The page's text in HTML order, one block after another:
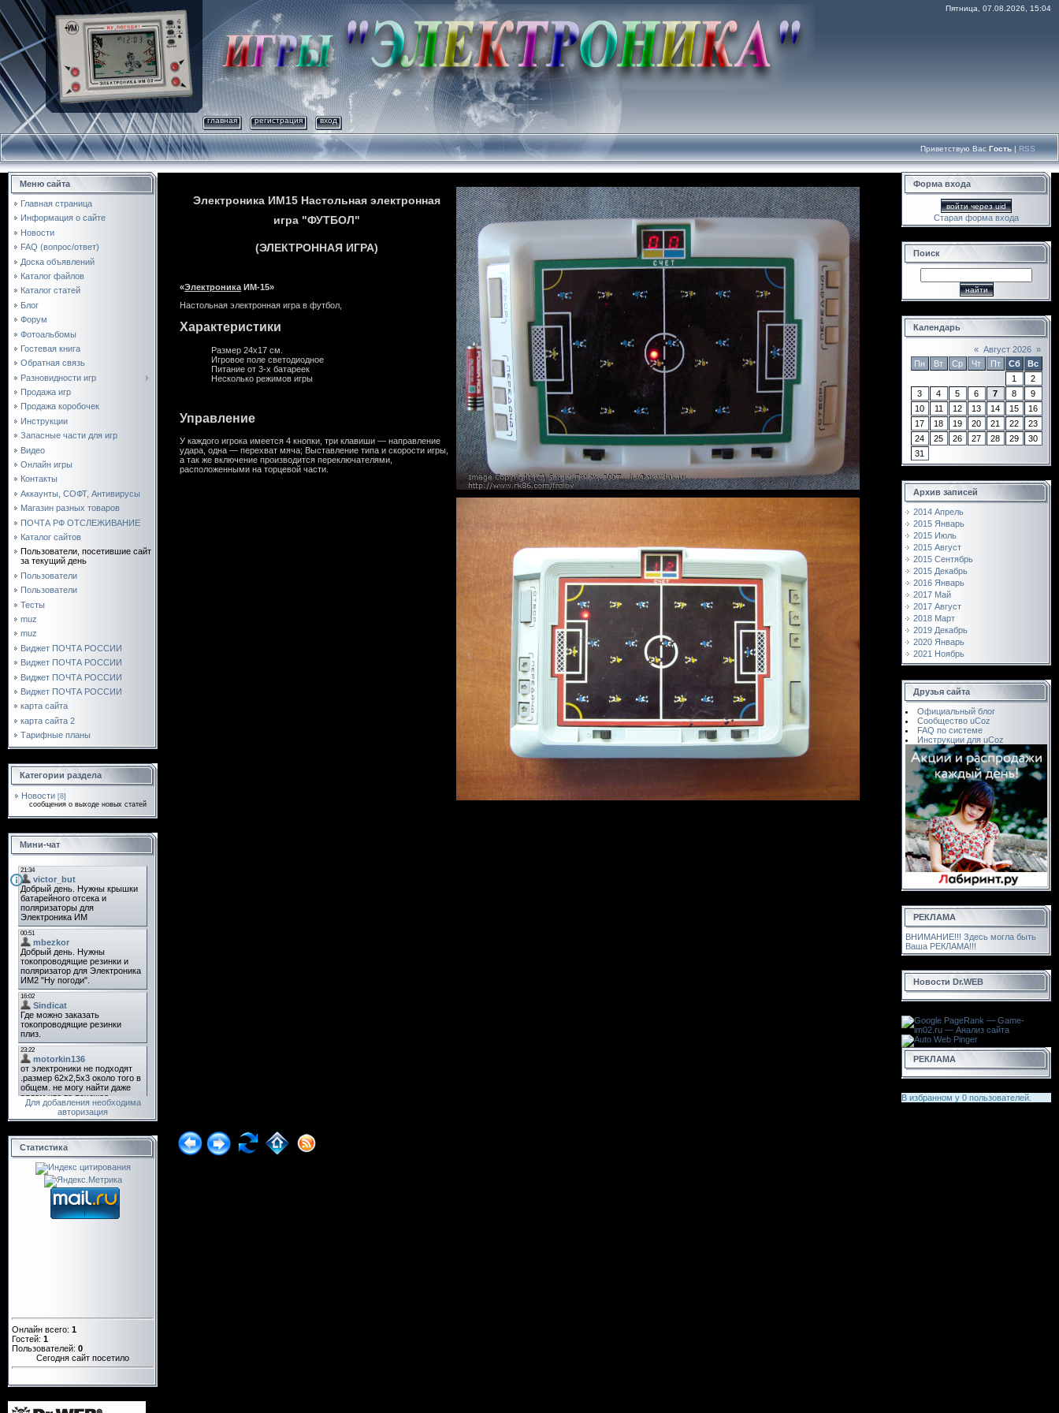
Пятница, 07.08.2026, 15:04
главная регистрация вход
Приветствую Вас Гость | RSS
Меню сайта
Главная страница
Информация о сайте
Новости
FAQ (вопрос/ответ)
Доска объявлений
Каталог файлов
Каталог статей
Блог
Форум
Фотоальбомы
Гостевая книга
Обратная связь
Разновидности игр
Продажа игр
Продажа коробочек
Инструкции
Запасные части для игр
Видео
Онлайн игры
Контакты
Аккаунты, СОФТ, Антивирусы
Магазин разных товаров
ПОЧТА РФ ОТСЛЕЖИВАНИЕ
Каталог сайтов
Пользователи, посетившие сайт
за текущий день
Пользователи
Пользователи
Тесты
muz
muz
Виджет ПОЧТА РОССИИ
Виджет ПОЧТА РОССИИ
Виджет ПОЧТА РОССИИ
Виджет ПОЧТА РОССИИ
карта сайта
карта сайта 2
Тарифные планы
Категории раздела
Новости [8]
сообщения о выходе новых статей
Мини-чат
Для добавления необходима
авторизация
Статистика
Онлайн всего: 1
Гостей: 1
Пользователей: 0
Сегодня сайт посетило
Электроника ИМ15 Настольная электронная
игра "ФУТБОЛ"
(ЭЛЕКТРОННАЯ ИГРА)
«Электроника ИМ-15»
Настольная электронная игра в футбол
Характеристики
Размер 24х17 см
Игровое поле светодиодное
Питание от 3-х батареек
Несколько режимов игры
Управление
У каждого игрока имеется 4 кнопки три клавиши — направление
удара одна — перехват мяча; Выставление типа и скорости игры
а так же включение производится переключателями
расположенными на торцевой части
Форма входа
войти через uid
Старая форма входа
Поиск
Календарь
« Август 2026 »
Пн
Вт Ср Чт Пт Сб
Вс
1
2
3
4 5 6 7 8
9
10
11 12 13 14 15
16
17
18 19 20 21 22
23
24
25 26 27 28 29
30
31
Архив записей
2014 Апрель
2015 Январь
2015 Июль
2015 Август
2015 Сентябрь
2015 Декабрь
2016 Январь
2017 Май
2017 Август
2018 Март
2019 Декабрь
2020 Январь
2021 Ноябрь
Друзья сайта
Официальный блог
Сообщество uCoz
FAQ по системе
Инструкции для uCoz
РЕКЛАМА
ВНИМАНИЕ!!! Здесь могла быть
Ваша РЕКЛАМА!!!
Новости Dr.WEB
РЕКЛАМА
В избранном у 0 пользователей.